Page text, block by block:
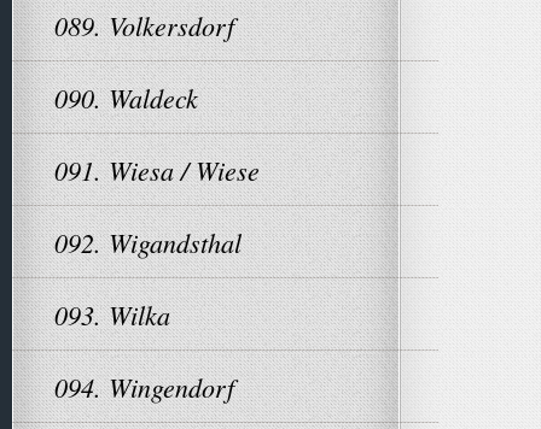
089. Volkersdorf
090. Waldeck
091. Wiesa / Wiese
092. Wigandsthal
093. Wilka
094. Wingendorf